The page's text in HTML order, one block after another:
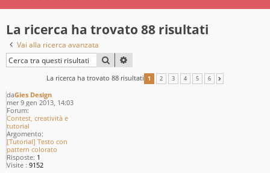
La ricerca ha trovato 88 risultati
Vai alla ricerca avanzata
CERCA
La ricerca ha trovato 88 risultati 1 2 3 4 5 6
daGies Design
mer 9 gen 2013, 14:03
Forum:
Contest, creatività e
tutorial
Argomento:
[Tutorial] Testo con
pattern colorato
Risposte: 1
Visite : 9152